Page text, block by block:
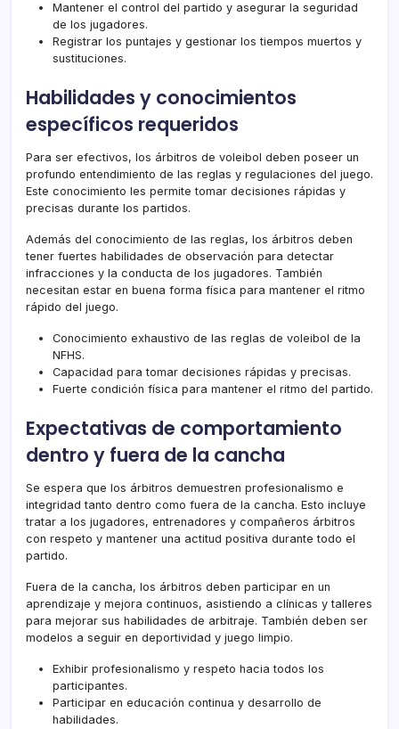
Mantener el control del partido y asegurar la seguridad
de los jugadores.
Registrar los puntajes y gestionar los tiempos muertos y
sustituciones.
Habilidades y conocimientos
específicos requeridos
Para ser efectivos, los árbitros de voleibol deben poseer un
profundo entendimiento de las reglas y regulaciones del juego.
Este conocimiento les permite tomar decisiones rápidas y
precisas durante los partidos.
Además del conocimiento de las reglas, los árbitros deben
tener fuertes habilidades de observación para detectar
infracciones y la conducta de los jugadores. También
necesitan estar en buena forma física para mantener el ritmo
rápido del juego.
Conocimiento exhaustivo de las reglas de voleibol de la
NFHS.
Capacidad para tomar decisiones rápidas y precisas.
Fuerte condición física para mantener el ritmo del partido.
Expectativas de comportamiento
dentro y fuera de la cancha
Se espera que los árbitros demuestren profesionalismo e
integridad tanto dentro como fuera de la cancha. Esto incluye
tratar a los jugadores, entrenadores y compañeros árbitros
con respeto y mantener una actitud positiva durante todo el
partido.
Fuera de la cancha, los árbitros deben participar en un
aprendizaje y mejora continuos, asistiendo a clínicas y talleres
para mejorar sus habilidades de arbitraje. También deben ser
modelos a seguir en deportividad y juego limpio.
Exhibir profesionalismo y respeto hacia todos los
participantes.
Participar en educación continua y desarrollo de
habilidades.